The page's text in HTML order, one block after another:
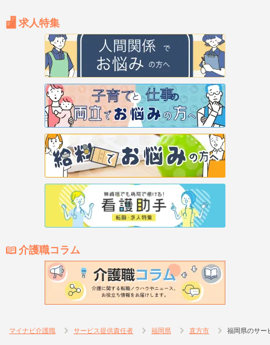
求人特集
介護職コラム
マイナビ介護職 サービス提供責任者 福岡県 直方市 福岡県のサー